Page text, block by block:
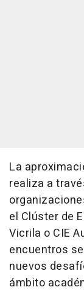
La
realiza a
el Clúster de
Vicrila o CIE
encuentros
nuevos
ámbito